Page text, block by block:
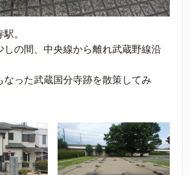
。
しの間、中央線から離れ武蔵野線沿
なった武蔵国分寺跡を散策してみ